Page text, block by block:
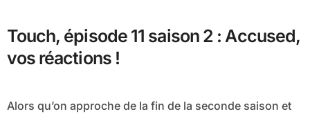
Touch, épisode 11 saison 2 : Accused,
vos réactions !
Alors qu’on approche de la fin de la seconde saison et